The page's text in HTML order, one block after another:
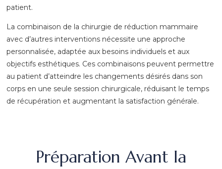
patient.
La combinaison de la chirurgie de réduction mammaire
avec d’autres interventions nécessite une approche
personnalisée, adaptée aux besoins individuels et aux
objectifs esthétiques. Ces combinaisons peuvent permettre
au patient d’atteindre les changements désirés dans son
corps en une seule session chirurgicale, réduisant le temps
de récupération et augmentant la satisfaction générale.
Préparation Avant la